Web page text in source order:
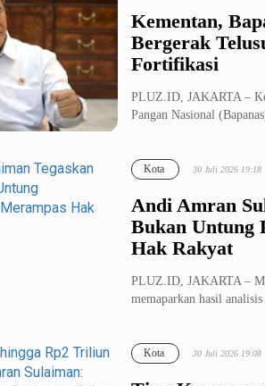
Kementan,
Bergerak
Fortifikasi
PLUZ.ID, JAKARTA –
Pangan Nasional
Andi Amran
Bukan Untung
Hak Rakyat
Kota 30 Juli 2026 19:18
PLUZ.ID, JAKARTA –
memaparkan hasil
Kota 30 Juli 2026 19:08